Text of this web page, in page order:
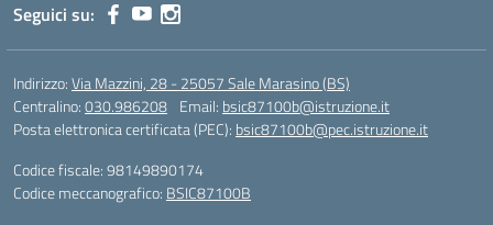
Seguici su:
Indirizzo:Via Mazzini, 28 - 25057 Sale Marasino (BS)
Centralino:030.986208 Email: bsic87100b@istruzione.it
Posta elettronica certificata (PEC): bsic87100b@pec.istruzione.it
Codice fiscale: 98149890174
Codice meccanografico: BSIC87100B